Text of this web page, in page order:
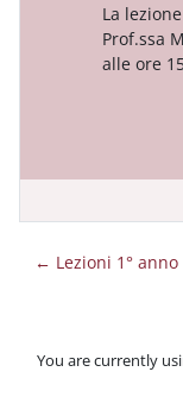
La
Prof.ssa
alle ore
← Lezioni 1° anno
You are currently